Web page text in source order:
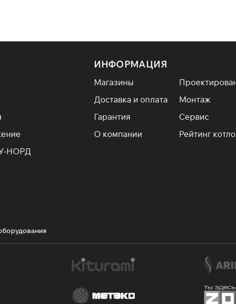
твердотопливные котлы в Омске можно с быстрой
НОРД
ИНФОРМАЦИЯ
Магазины
Доставка и оплата
Монтаж
Гарантия
Сервис
О компании
Рейтинг